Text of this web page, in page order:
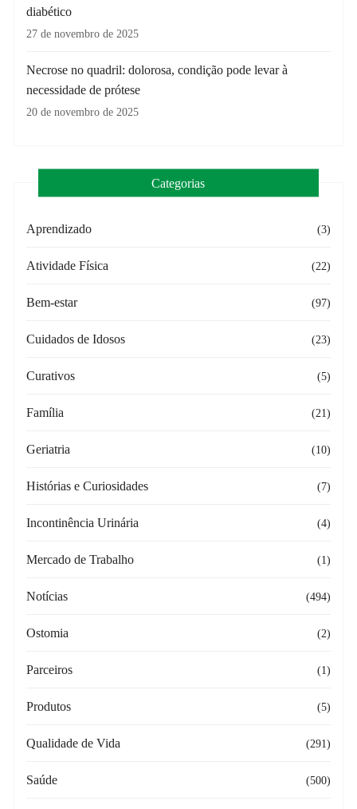
diabético
27 de novembro de 2025
Necrose no quadril: dolorosa, condição pode levar à
necessidade de prótese
20 de novembro de 2025
Categorias
Aprendizado (3)
Atividade Física (22)
Bem-estar (97)
Cuidados de Idosos (23)
Curativos (5)
Família (21)
Geriatria (10)
Histórias e Curiosidades (7)
Incontinência Urinária (4)
Mercado de Trabalho (1)
Notícias (494)
Ostomia (2)
Parceiros (1)
Produtos (5)
Qualidade de Vida (291)
Saúde (500)